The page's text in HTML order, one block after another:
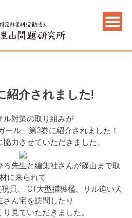
紹介されました!
ル対策の取り組みが
ール」第3巻に紹介されました！
力させていただきました。
ろ先生と編集社さんが篠山まで取
材に来られて
員、ICT大型捕獲檻、サル追い犬
さん宅を訪問したり
見ていただきました。